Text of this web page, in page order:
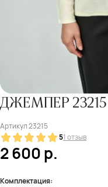
ДЖЕМПЕР
Артикул23215
51 отзыв
2 600р.
Комплектация: